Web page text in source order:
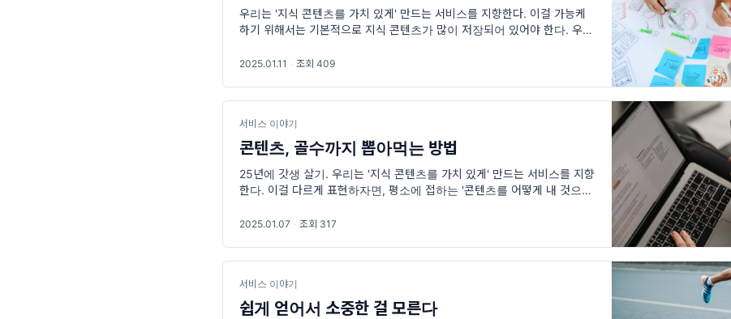
우리는 '지식 콘텐츠를 가치 있게' 만드는 서비스를 지향한다. 이걸 가능케
하기 위해서는 기본적으로 지식 콘텐츠가 많이 저장되어 있어야 한다. 우리
2025.01.11 · 조회 409
서비스 이야기
콘텐츠, 골수까지 뽑아먹는 방법
25년에 갓생 살기. 우리는 '지식 콘텐츠를 가치 있게' 만드는 서비스를 지향
한다. 이걸 다르게 표현하자면, 평소에 접하는 '콘텐츠를 어떻게 내 것으로
2025.01.07 · 조회 317
서비스 이야기
쉽게 얻어서 소중한 걸 모른다